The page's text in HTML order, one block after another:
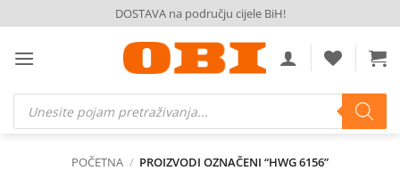
to
content
DOSTAVA na području cijele BiH!
Products
search
POČETNA / PROIZVODI OZNAČENI “HWG 6156”